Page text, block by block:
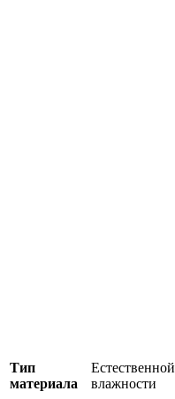
Тип
материала
Естественной
влажности